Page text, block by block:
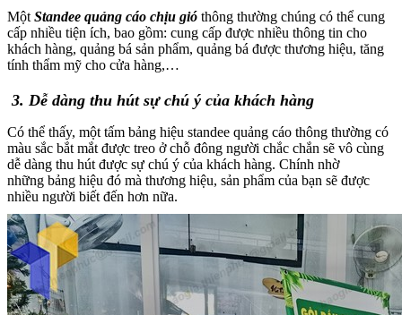
Một Standee quảng cáo chịu gió thông thường chúng có thể cung
cấp nhiều tiện ích, bao gồm: cung cấp được nhiều thông tin cho
khách hàng, quảng bá sản phẩm, quảng bá được thương hiệu, tăng
tính thẩm mỹ cho cửa hàng,…
3. Dễ dàng thu hút sự chú ý của khách hàng
Có thể thấy, một tấm bảng hiệu standee quảng cáo thông thường có
màu sắc bắt mắt được treo ở chỗ đông người chắc chắn sẽ vô cùng
dễ dàng thu hút được sự chú ý của khách hàng. Chính nhờ
những bảng hiệu đó mà thương hiệu, sản phẩm của bạn sẽ được
nhiều người biết đến hơn nữa.